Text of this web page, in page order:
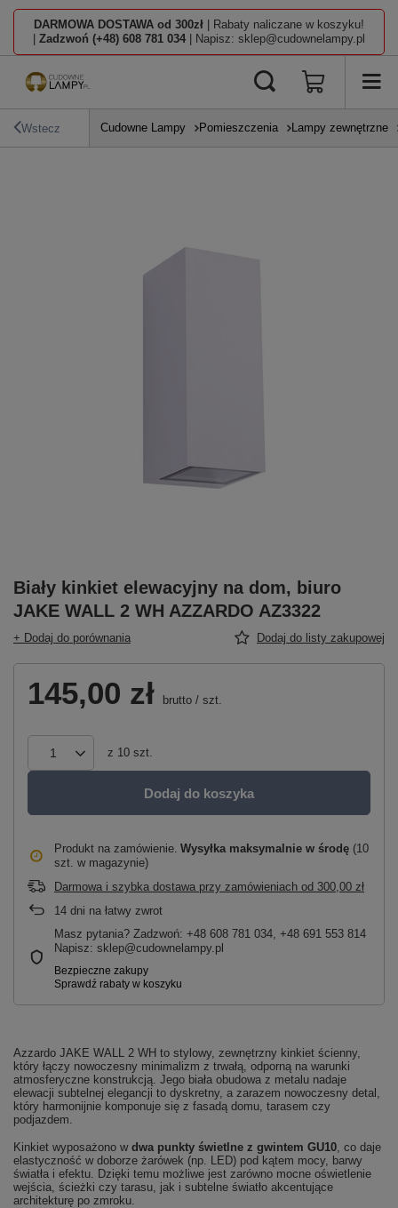
DARMOWA DOSTAWA od 300zł | Rabaty naliczane w koszyku!
Zadzwoń (+48) 608 781 034 | Napisz: sklep@cudownelampy.pl
Wstecz Cudowne Lampy Pomieszczenia Lampy zewnętrzne
Biały kinkiet elewacyjny na dom, biuro
JAKE WALL 2 WH AZZARDO AZ3322
+ Dodaj do porównania Dodaj do listy zakupowej
145,00 zł brutto / szt.
z 10 szt.
Dodaj do koszyka
Produkt na zamówienie Wysyłka maksymalnie w środę (10
szt. w magazynie)
Darmowa i szybka dostawa przy zamówieniach od 300,00 zł
14 dni na łatwy zwrot
Masz pytania? Zadzwoń: +48 608 781 034, +48 691 553 814
Napisz: sklep@cudownelampy.pl
Azzardo JAKE WALL 2 WH to stylowy, zewnętrzny kinkiet ścienny,
który łączy nowoczesny minimalizm z trwałą, odporną na warunki
atmosferyczne konstrukcją. Jego biała obudowa z metalu nadaje
elewacji subtelnej elegancji to dyskretny, a zarazem nowoczesny detal,
który harmonijnie komponuje się z fasadą domu, tarasem czy
podjazdem.
Kinkiet wyposażono w dwa punkty świetlne z gwintem GU10, co daje
elastyczność w doborze żarówek (np. LED) pod kątem mocy, barwy
światła i efektu. Dzięki temu możliwe jest zarówno mocne oświetlenie
wejścia, ścieżki czy tarasu, jak i subtelne światło akcentujące
architekturę po zmroku.